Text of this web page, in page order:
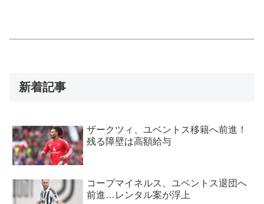
新着記事
ザークツィ、ユベントス移籍へ前進！
残る障壁は高額給与
コープマイネルス、ユベントス退団へ
前進…レンタル案が浮上